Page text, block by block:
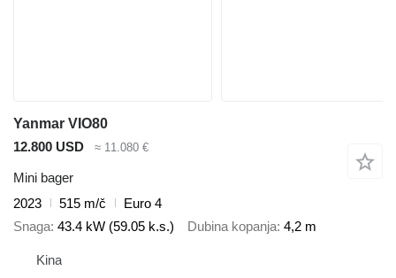
Yanmar VIO80
12.800 USD
≈ 11.080 €
Mini bager
2023
515 m/č
Euro 4
Snaga 43.4 kW (59.05 k.s.) Dubina kopanja 4,2 m
Kina